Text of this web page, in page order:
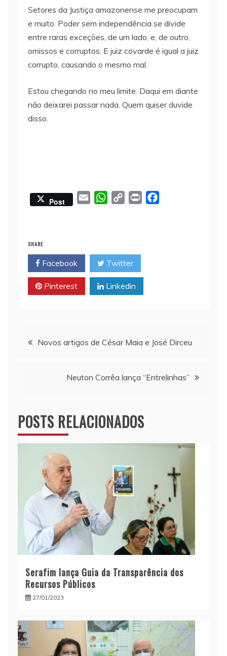
Setores da Justiça amazonense me preocupam
e muito. Poder sem independência se divide
entre raras exceções, de um lado, e, de outro,
omissos e corruptos. E juiz covarde é igual a juiz
corrupto, causando o mesmo mal.
Estou chegando no meu limite. Daqui em diante
não deixarei passar nada. Quem quiser duvide
disso.
Post
W
A
p
p
i
n
k
SHARE
Facebook Twitter
Pinterest Linkedin
Navegação
Novos artigos de César Maia e José Dirceu
Neuton Corrêa lança “Entrelinhas”
POSTS RELACIONADOS
Serafim lança Guia da Transparência dos
Recursos Públicos
27/01/2023